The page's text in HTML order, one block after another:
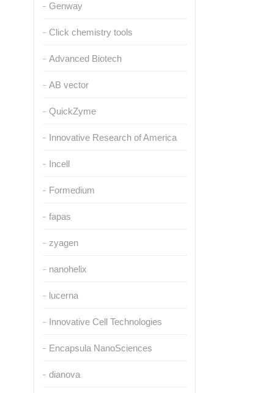
Genway
Click chemistry tools
Advanced Biotech
AB vector
QuickZyme
Innovative Research of America
Incell
Formedium
fapas
zyagen
nanohelix
lucerna
Innovative Cell Technologies
Encapsula NanoSciences
dianova